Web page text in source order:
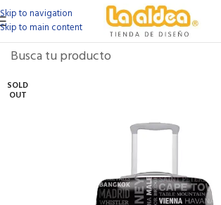
Skip to navigation
Skip to main content
SOLD
OUT